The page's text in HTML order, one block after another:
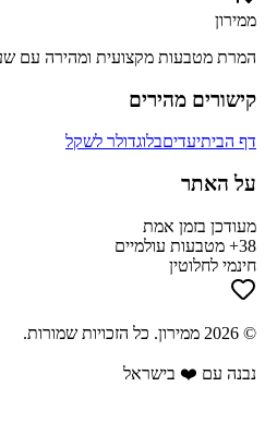
ממירון
המרת מטבעות מקצועית ומהירה עם
קישורים מהירים
דף הביתיעדיםבלוגדולר לשקל
על האתר
מעודכן בזמן אמת
38+ מטבעות עולמיים
חינמי לחלוטין
©
2026 ממירון. כל הזכויות שמורות.
נבנה עם ❤️ בישראל